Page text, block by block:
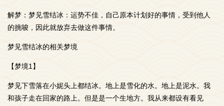
解梦：梦见雪结冰：运势不佳，自己原本计划好的事情，受到他人
的挑唆，因此就放弃去做这件事情。
梦见雪结冰的相关梦境
【梦境1】
梦见下雪落在小妮头上都结冰。地上是雪化的水。地上是泥水。我
和孩子走在回家的路上。但是是一个生地方。我从来都设有看见